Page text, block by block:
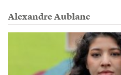
Alexandre Aublanc